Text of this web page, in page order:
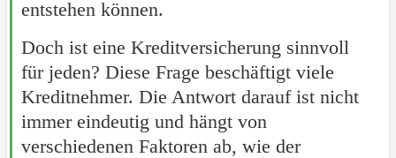
entstehen können.
Doch ist eine Kreditversicherung sinnvoll
für jeden? Diese Frage beschäftigt viele
Kreditnehmer. Die Antwort darauf ist nicht
immer eindeutig und hängt von
verschiedenen Faktoren ab, wie der